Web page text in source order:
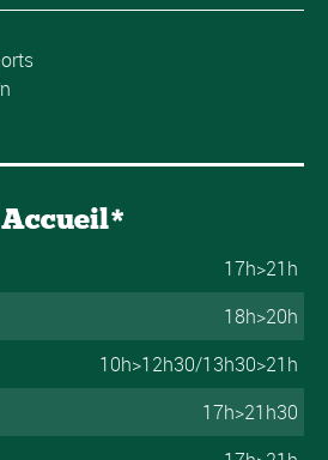
Accueil*
17h>21h
18h>20h
10h>12h30/13h30>21h
17h>21h30